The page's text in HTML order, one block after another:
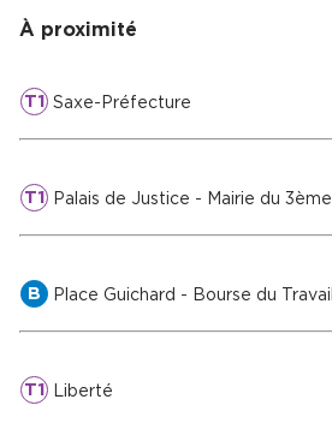
À proximité
T1Saxe-Préfecture
T1Palais de Justice - Mairie du 3ème
B Place Guichard - Bourse du Travail
T1Liberté